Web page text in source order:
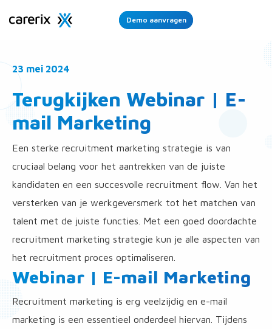
Demo aanvragen
23 mei 2024
Terugkijken Webinar | E-
mail Marketing
Een sterke recruitment marketing strategie is van
cruciaal belang voor het aantrekken van de juiste
kandidaten en een succesvolle recruitment flow. Van het
versterken van je werkgeversmerk tot het matchen van
talent met de juiste functies. Met een goed doordachte
recruitment marketing strategie kun je alle aspecten van
het recruitment proces optimaliseren.
Webinar | E-mail Marketing
Recruitment marketing is erg veelzijdig en e-mail
marketing is een essentieel onderdeel hiervan. Tijdens